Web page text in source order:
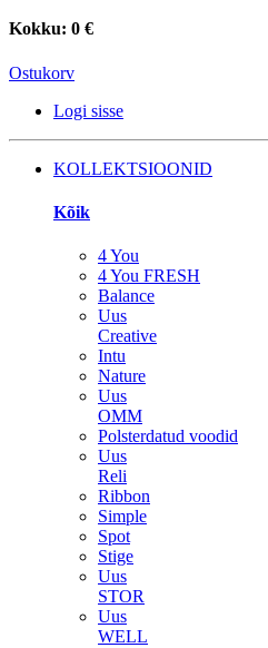
Kokku: 0 €
Ostukorv
Logi sisse
KOLLEKTSIOONID
Kõik
4 You
4 You FRESH
Balance
Uus
Creative
Intu
Nature
Uus
OMM
Polsterdatud voodid
Uus
Reli
Ribbon
Simple
Spot
Stige
Uus
STOR
Uus
WELL